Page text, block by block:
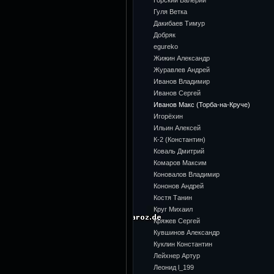
Гуля Ветка
Дакибаев Тимур
Добряк
egureko
Жижин Александр
Журавлев Андрей
Иванов Владимир
Иванов Сергей
Иванов Макс (Торба-на-Круче)
Игорёхин
Ильин Алексей
К-2 (Константин)
Коваль Дмитрий
Комаров Максим
Коновалов Владимир
Кононов Андрей
Костя Танин
Круг Михаил
Кряжев Сергей
Кувшинов Александр
Куклин Константин
Лейхнер Артур
Леонид l_199